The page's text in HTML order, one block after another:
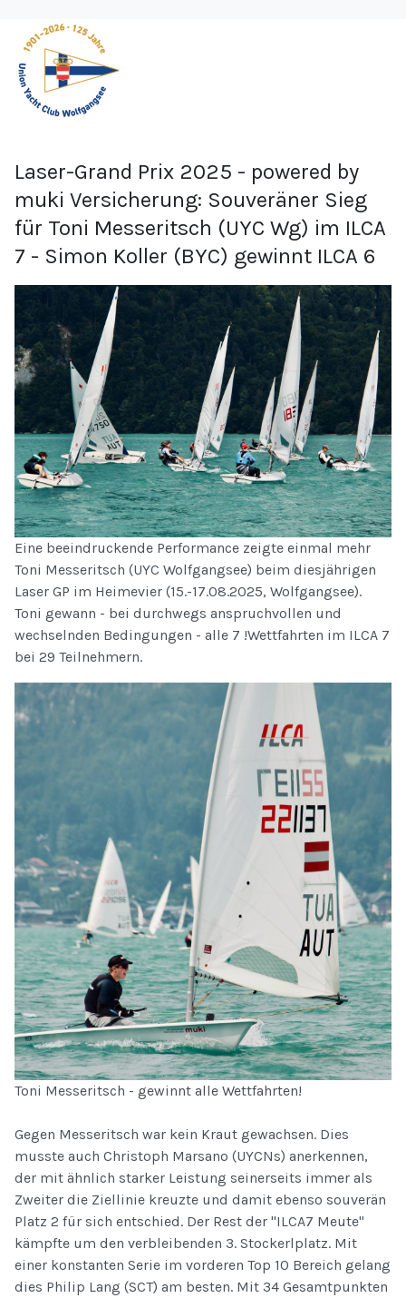
Laser-Grand Prix 2025 - powered by
muki Versicherung: Souveräner Sieg
für Toni Messeritsch (UYC Wg) im ILCA
7 - Simon Koller (BYC) gewinnt ILCA 6
Eine beeindruckende Performance zeigte einmal mehr
Toni Messeritsch (UYC Wolfgangsee) beim diesjährigen
Laser GP im Heimevier (15.-17.08.2025, Wolfgangsee).
Toni gewann - bei durchwegs anspruchvollen und
wechselnden Bedingungen - alle 7 !Wettfahrten im ILCA 7
bei 29 Teilnehmern.
Toni Messeritsch - gewinnt alle Wettfahrten!
Gegen Messeritsch war kein Kraut gewachsen. Dies
musste auch Christoph Marsano (UYCNs) anerkennen,
der mit ähnlich starker Leistung seinerseits immer als
Zweiter die Ziellinie kreuzte und damit ebenso souverän
Platz 2 für sich entschied. Der Rest der "ILCA7 Meute"
kämpfte um den verbleibenden 3. Stockerlplatz. Mit
einer konstanten Serie im vorderen Top 10 Bereich gelang
dies Philip Lang (SCT) am besten. Mit 34 Gesamtpunkten